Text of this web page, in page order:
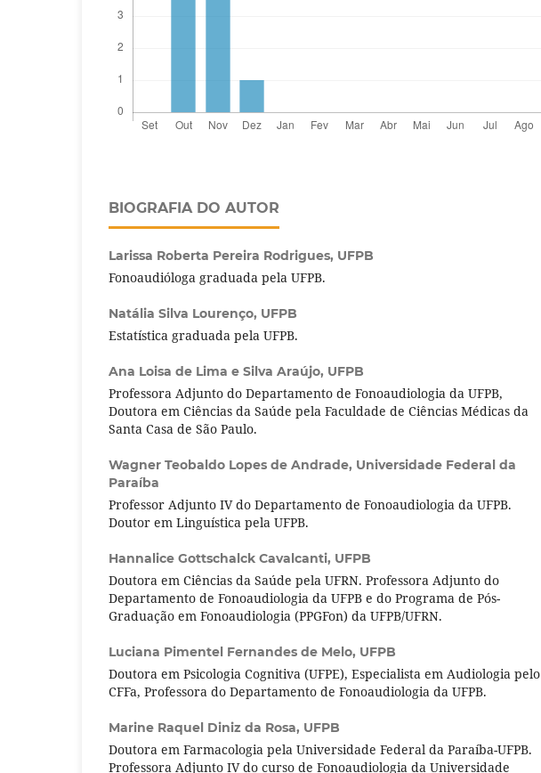
BIOGRAFIA DO AUTOR
Larissa Roberta Pereira Rodrigues, UFPB
Fonoaudióloga graduada pela UFPB.
Natália Silva Lourenço, UFPB
Estatística graduada pela UFPB.
Ana Loisa de Lima e Silva Araújo, UFPB
Professora Adjunto do Departamento de Fonoaudiologia da UFPB,
Doutora em Ciências da Saúde pela Faculdade de Ciências Médicas da
Santa Casa de São Paulo.
Wagner Teobaldo Lopes de Andrade, Universidade Federal da
Paraíba
Professor Adjunto IV do Departamento de Fonoaudiologia da UFPB.
Doutor em Linguística pela UFPB.
Hannalice Gottschalck Cavalcanti, UFPB
Doutora em Ciências da Saúde pela UFRN. Professora Adjunto do
Departamento de Fonoaudiologia da UFPB e do Programa de Pós-
Graduação em Fonoaudiologia (PPGFon) da UFPB/UFRN.
Luciana Pimentel Fernandes de Melo, UFPB
Doutora em Psicologia Cognitiva (UFPE), Especialista em Audiologia pelo
CFFa, Professora do Departamento de Fonoaudiologia da UFPB.
Marine Raquel Diniz da Rosa, UFPB
Doutora em Farmacologia pela Universidade Federal da Paraíba-UFPB.
Professora Adjunto IV do curso de Fonoaudiologia da Universidade